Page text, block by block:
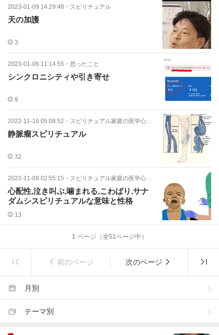
2023-01-09 14:29:48 ・ スピリチュアル
天の加護
3
2023-01-06 11:14:55 ・ 思ったこと
シンクロニシティや引き寄せ
9
2022-11-16 05:08:52 ・ スピリチュアル家庭の医学心と病気ケガ
静脈瘤スピリチュアル
32
2022-11-09 02:55:15 ・ スピリチュアル家庭の医学心と病気ケガ
心配性,泣き叫ぶ,噛まれる,こわばり,サナ
ダムシスピリチュアルな意味と性格
13
1ページ（全51ページ中）
前のページ 次のページ
月別
テーマ別